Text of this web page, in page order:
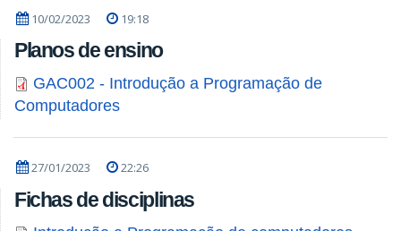
10/02/2023 19:18
Planos de ensino
GAC002 - Introdução a Programação de
Computadores
27/01/2023 22:26
Fichas de disciplinas